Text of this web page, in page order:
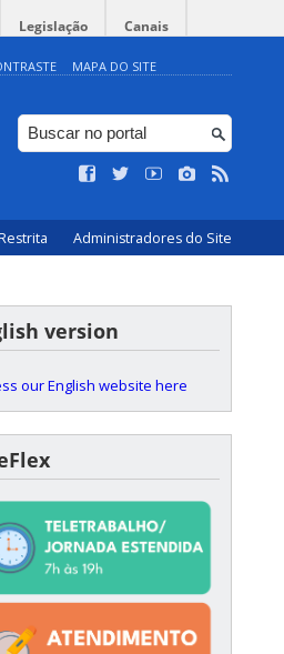
Legislação Canais
MAPA DO SITE
Administradores do Site
version
our English website here